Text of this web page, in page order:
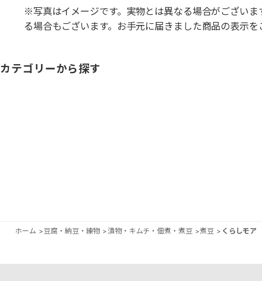
※写真はイメージです。実物とは異なる場合がござい
る場合もございます。お手元に届きました商品の表示を
カテゴリーから探す
ホーム >豆腐・納豆・練物 > 漬物・キムチ・佃煮・煮豆 >煮豆 > くらしモ